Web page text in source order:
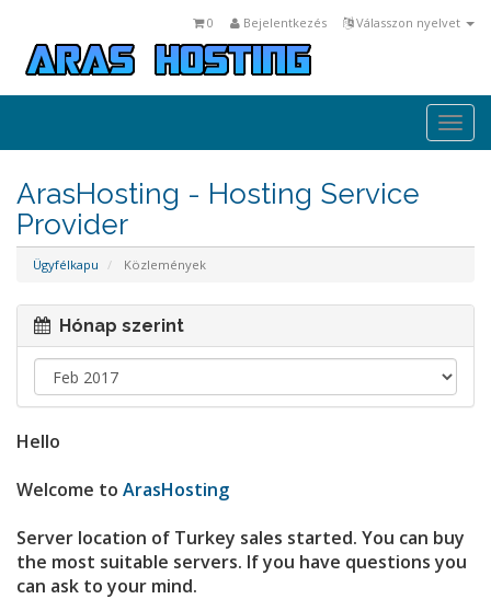
Válasszon nyelvet
Bejelentkezés
0
ArasHosting - Hosting Service
Provider
Ügyfélkapu Közlemények
Hónap szerint
Hello
Welcome to ArasHosting
Server location of Turkey sales started. You can buy
the most suitable servers. If you have questions you
can ask to your mind.